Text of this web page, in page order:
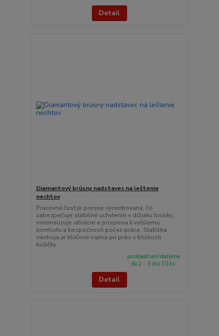
Detail
Diamantový brúsny nadstavec na leštenie
nechtov
Pracovná časť je presne vycentrovaná, čo
zabezpečuje stabilné uchytenie v držiaku brúsky,
minimalizuje vibrácie a prispieva k vyššiemu
komfortu a bezpečnosti počas práce. Stabilita
nástroja je kľúčová najmä pri práci v blízkosti
kožičky.
po objednaní dodáme
do 2 - 3 dní 10 ks
Detail